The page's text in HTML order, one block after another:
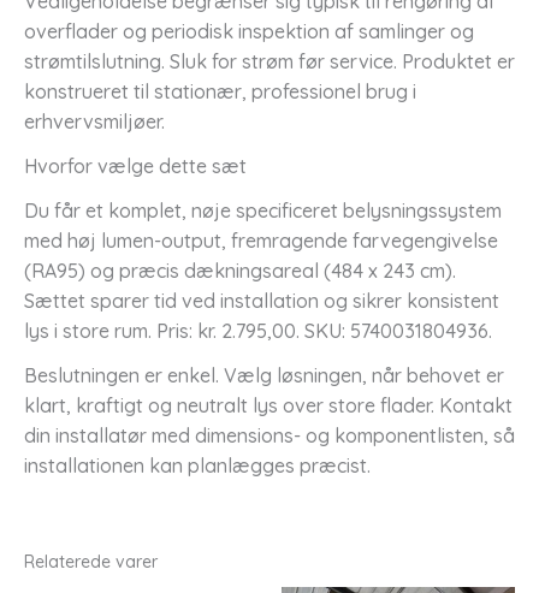
overflader og periodisk inspektion af samlinger og
strømtilslutning. Sluk for strøm før service. Produktet er
konstrueret til stationær, professionel brug i
erhvervsmiljøer.
Hvorfor vælge dette sæt
Du får et komplet, nøje specificeret belysningssystem
med høj lumen-output, fremragende farvegengivelse
(RA95) og præcis dækningsareal (484 x 243 cm).
Sættet sparer tid ved installation og sikrer konsistent
lys i store rum. Pris: kr. 2.795,00. SKU: 5740031804936.
Beslutningen er enkel. Vælg løsningen, når behovet er
klart, kraftigt og neutralt lys over store flader. Kontakt
din installatør med dimensions- og komponentlisten, så
installationen kan planlægges præcist.
Relaterede varer